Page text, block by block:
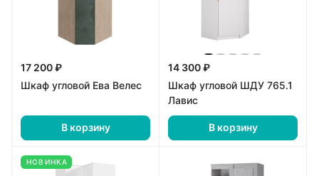
17 200 ₽
Шкаф угловой Ева Велес
В корзину
14 300 ₽
Шкаф угловой ШДУ 765.1
Лавис
В корзину
НОВИНКА